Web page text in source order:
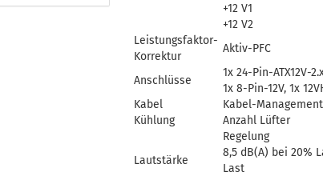
+12 V1
+12 V2
Leistungsfaktor-
Korrektur
Aktiv-PFC
Anschlüsse
1x 24-Pin-ATX12V-
1x 8-Pin-12V, 1x
Kabel
Kabel-Management
Kühlung
Anzahl Lüfter
Regelung
Lautstärke
8,5 dB(A) bei 20%
Last